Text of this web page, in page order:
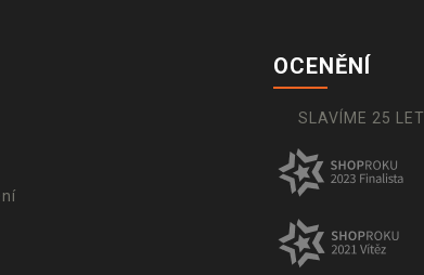
OCENĚNÍ
SLAVÍME 25 LET